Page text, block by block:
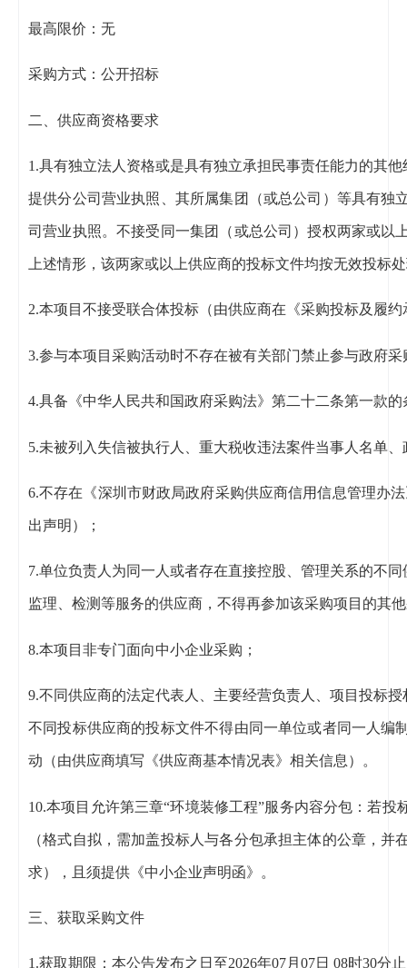
最高限价：无
采购方式：公开招标
二、供应商资格要求
1.具有独立法人资格或是具有独立承担民事责任能力的其
提供分公司营业执照、其所属集团（或总公司）等具有独
司营业执照。不接受同一集团（或总公司）授权两家或以
上述情形，该两家或以上供应商的投标文件均按无效投标
2.本项目不接受联合体投标（由供应商在《采购投标及履
3.参与本项目采购活动时不存在被有关部门禁止参与政府
4.具备《中华人民共和国政府采购法》第二十二条第一款
5.未被列入失信被执行人、重大税收违法案件当事人名单
6.不存在《深圳市财政局政府采购供应商信用信息管理办
出声明）；
7.单位负责人为同一人或者存在直接控股、管理关系的不
监理、检测等服务的供应商，不得再参加该采购项目的其
8.本项目非专门面向中小企业采购；
9.不同供应商的法定代表人、主要经营负责人、项目投标
不同投标供应商的投标文件不得由同一单位或者同一人编
动（由供应商填写《供应商基本情况表》相关信息）。
10.本项目允许第三章“环境装修工程”服务内容分包：若
（格式自拟，需加盖投标人与各分包承担主体的公章，
求），且须提供《中小企业声明函》。
三、获取采购文件
1.获取期限：本公告发布之日至2026年07月07日 08时30分止